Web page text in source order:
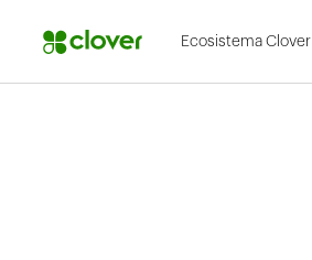
Ecosistema Clover